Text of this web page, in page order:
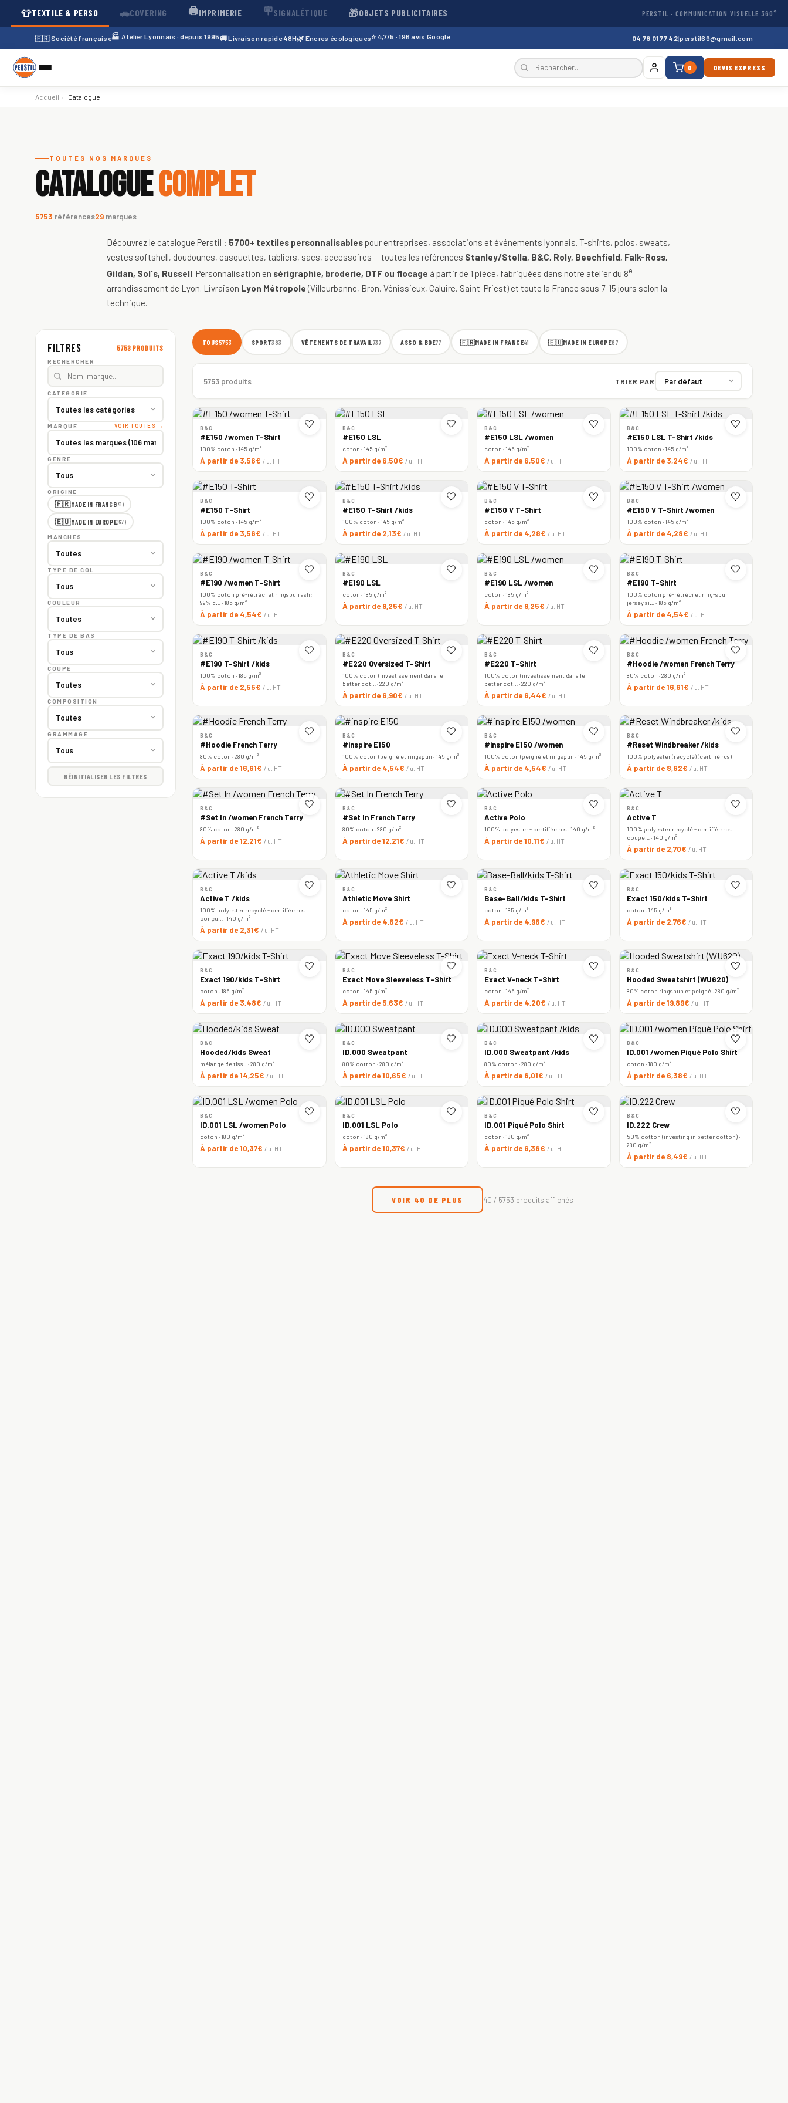
👕TEXTILE & PERSO 🚗COVERING 🖨️IMPRIMERIE 🪧SIGNALÉTIQUE 🎁OBJETS PUBLICITAIRES PERSTIL · COMMUNICATION VISUELLE 360°
🇫🇷 Société française🏭 Atelier Lyonnais · depuis 1995🚚 Livraison rapide 48H🌿 Encres écologiques⭐ 4,7/5 · 196 avis Google 04 78 01 77 42|perstil69@gmail.com
0 DEVIS EXPRESS
Accueil › Catalogue
TOUTES NOS MARQUES
CATALOGUECOMPLET
5753 références29 marques
Découvrez le catalogue Perstil : 5700+ textiles personnalisables pour entreprises, associations et événements lyonnais. T-shirts, polos, sweats,
vestes softshell, doudounes, casquettes, tabliers, sacs, accessoires — toutes les références Stanley/Stella, B&C, Roly, Beechfield, Falk-Ross,
Gildan, Sol's, Russell. Personnalisation en sérigraphie, broderie, DTF ou flocage à partir de 1 pièce, fabriquées dans notre atelier du 8e
arrondissement de Lyon. Livraison Lyon Métropole (Villeurbanne, Bron, Vénissieux, Caluire, Saint-Priest) et toute la France sous 7-15 jours selon la
technique.
Filtres 5753 produits
RECHERCHER
CATÉGORIE
MARQUE VOIR TOUTES →
GENRE
ORIGINE
🇫🇷MADE IN FRANCE(41)
🇪🇺MADE IN EUROPE(67)
MANCHES
TYPE DE COL
COULEUR
TYPE DE BAS
COUPE
COMPOSITION
GRAMMAGE
RÉINITIALISER LES FILTRES
TOUS5753 SPORT383 VÊTEMENTS DE TRAVAIL737 ASSO & BDE77 🇫🇷MADE IN FRANCE41 🇪🇺MADE IN EUROPE67
5753 produits TRIER PAR
🤍
B&C
#E150 /women T-Shirt
100% coton · 145 g/m²
À partir de 3,56€ / u. HT
🤍
B&C
#E150 LSL
coton · 145 g/m²
À partir de 6,50€ / u. HT
🤍
B&C
#E150 LSL /women
coton · 145 g/m²
À partir de 6,50€ / u. HT
🤍
B&C
#E150 LSL T-Shirt /kids
100% coton · 145 g/m²
À partir de 3,24€ / u. HT
🤍
B&C
#E150 T-Shirt
100% coton · 145 g/m²
À partir de 3,56€ / u. HT
🤍
B&C
#E150 T-Shirt /kids
100% coton · 145 g/m²
À partir de 2,13€ / u. HT
🤍
B&C
#E150 V T-Shirt
coton · 145 g/m²
À partir de 4,28€ / u. HT
🤍
B&C
#E150 V T-Shirt /women
100% coton · 145 g/m²
À partir de 4,28€ / u. HT
🤍
B&C
#E190 /women T-Shirt
100% coton pré-rétréci et ringspun ash:
99% c… · 185 g/m²
À partir de 4,54€ / u. HT
🤍
B&C
#E190 LSL
coton · 185 g/m²
À partir de 9,25€ / u. HT
🤍
B&C
#E190 LSL /women
coton · 185 g/m²
À partir de 9,25€ / u. HT
🤍
B&C
#E190 T-Shirt
100% coton pré-rétréci et ring-spun
jersey si… · 185 g/m²
À partir de 4,54€ / u. HT
🤍
B&C
#E190 T-Shirt /kids
100% coton · 185 g/m²
À partir de 2,55€ / u. HT
🤍
B&C
#E220 Oversized T-Shirt
100% coton (investissement dans le
better cot… · 220 g/m²
À partir de 6,90€ / u. HT
🤍
B&C
#E220 T-Shirt
100% coton (investissement dans le
better cot… · 220 g/m²
À partir de 6,44€ / u. HT
🤍
B&C
#Hoodie /women French Terry
80% coton · 280 g/m²
À partir de 16,61€ / u. HT
🤍
B&C
#Hoodie French Terry
80% coton · 280 g/m²
À partir de 16,61€ / u. HT
🤍
B&C
#inspire E150
100% coton (peigné et ringspun · 145 g/m²
À partir de 4,54€ / u. HT
🤍
B&C
#inspire E150 /women
100% coton (peigné et ringspun · 145 g/m²
À partir de 4,54€ / u. HT
🤍
B&C
#Reset Windbreaker /kids
100% polyester (recyclé) (certifié rcs)
À partir de 8,82€ / u. HT
🤍
B&C
#Set In /women French Terry
80% coton · 280 g/m²
À partir de 12,21€ / u. HT
🤍
B&C
#Set In French Terry
80% coton · 280 g/m²
À partir de 12,21€ / u. HT
🤍
B&C
Active Polo
100% polyester - certifiée rcs · 140 g/m²
À partir de 10,11€ / u. HT
🤍
B&C
Active T
100% polyester recyclé - certifiée rcs
coupe… · 140 g/m²
À partir de 2,70€ / u. HT
🤍
B&C
Active T /kids
100% polyester recyclé - certifiée rcs
conçu… · 140 g/m²
À partir de 2,31€ / u. HT
🤍
B&C
Athletic Move Shirt
coton · 145 g/m²
À partir de 4,62€ / u. HT
🤍
B&C
Base-Ball/kids T-Shirt
coton · 185 g/m²
À partir de 4,96€ / u. HT
🤍
B&C
Exact 150/kids T-Shirt
coton · 145 g/m²
À partir de 2,76€ / u. HT
🤍
B&C
Exact 190/kids T-Shirt
coton · 185 g/m²
À partir de 3,48€ / u. HT
🤍
B&C
Exact Move Sleeveless T-Shirt
coton · 145 g/m²
À partir de 5,63€ / u. HT
🤍
B&C
Exact V-neck T-Shirt
coton · 145 g/m²
À partir de 4,20€ / u. HT
🤍
B&C
Hooded Sweatshirt (WU620)
80% coton ringspun et peigné · 280 g/m²
À partir de 19,89€ / u. HT
🤍
B&C
Hooded/kids Sweat
mélange de tissu · 280 g/m²
À partir de 14,25€ / u. HT
🤍
B&C
ID.000 Sweatpant
80% cotton · 280 g/m²
À partir de 10,65€ / u. HT
🤍
B&C
ID.000 Sweatpant /kids
80% cotton · 280 g/m²
À partir de 8,01€ / u. HT
🤍
B&C
ID.001 /women Piqué Polo Shirt
coton · 180 g/m²
À partir de 6,38€ / u. HT
🤍
B&C
ID.001 LSL /women Polo
coton · 180 g/m²
À partir de 10,37€ / u. HT
🤍
B&C
ID.001 LSL Polo
coton · 180 g/m²
À partir de 10,37€ / u. HT
🤍
B&C
ID.001 Piqué Polo Shirt
coton · 180 g/m²
À partir de 6,38€ / u. HT
🤍
B&C
ID.222 Crew
50% cotton (investing in better cotton) ·
280 g/m²
À partir de 8,49€ / u. HT
VOIR 40 DE PLUS 40 / 5753 produits affichés